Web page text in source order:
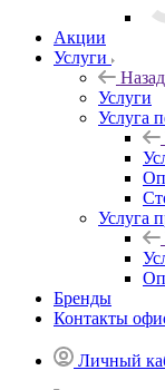
Акции
Услуги
Назад
Услуги
Услуга
Услуга
Бренды
Контакты
Личный